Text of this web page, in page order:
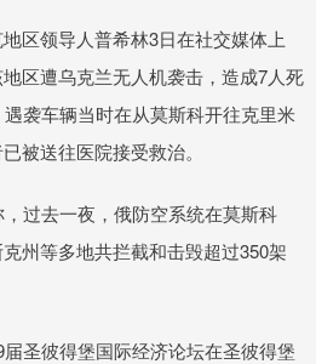
区领导人普希林3日在社交媒体上
区遭乌克兰无人机袭击，造成7人死
袭车辆当时在从莫斯科开往克里米
被送往医院接受救治。
过去一夜，俄防空系统在莫斯科
州等多地共拦截和击毁超过350架
圣彼得堡国际经济论坛在圣彼得堡